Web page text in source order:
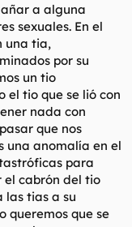
a alguna
sexuales. En el
una tia,
por su
un tio
el tio que se lió con
nada con
que nos
una anomalía en el
para
el cabrón del tio
las tias a su
queremos que se